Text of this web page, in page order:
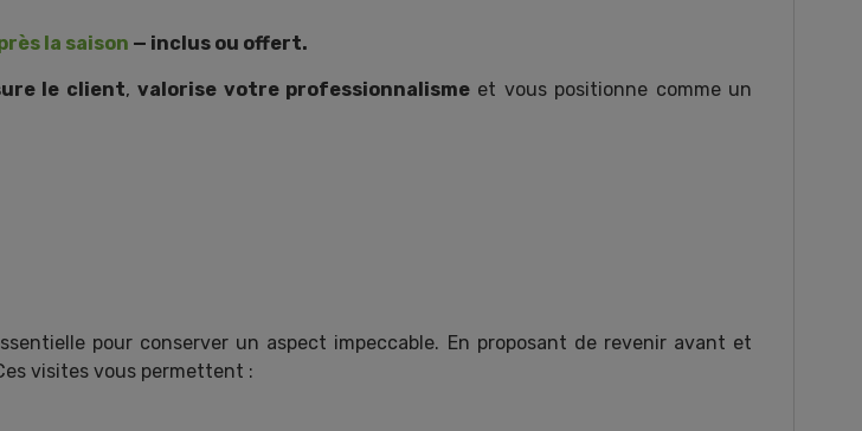
la saison — inclus ou offert.
le client,valorise votre professionnalisme et vous positionne comme un
pour conserver un aspect impeccable. En proposant de revenir avant et
visites vous permettent :